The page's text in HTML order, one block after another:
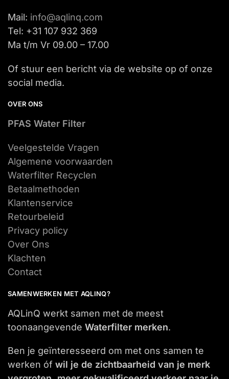
Mail: info@aqlinq.com
Tel: +31 107 932 369
Ma t/m Vr 09.00 – 17.00
Of stuur een bericht via de website op of onze
social media.
OVER ONS
PFAS Water Filter
Veelgestelde Vragen
Algemene voorwaarden
Waterfilter Recyclen
Betaalmethoden
Klantenservice
Retourbeleid
Privacy policy
Over Ons
Klachten
Contact
SAMENWERKEN MET AQLINQ?
AQLinQ werkt samen met de meest
toonaangevende Waterfilter merken.
Ben je geïnteresseerd om met ons samen te
werken óf wil je de zichtbaarheid van je merk